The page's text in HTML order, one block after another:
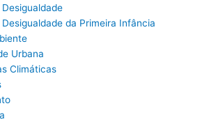
da Primeira Infância
Urbana
Climáticas